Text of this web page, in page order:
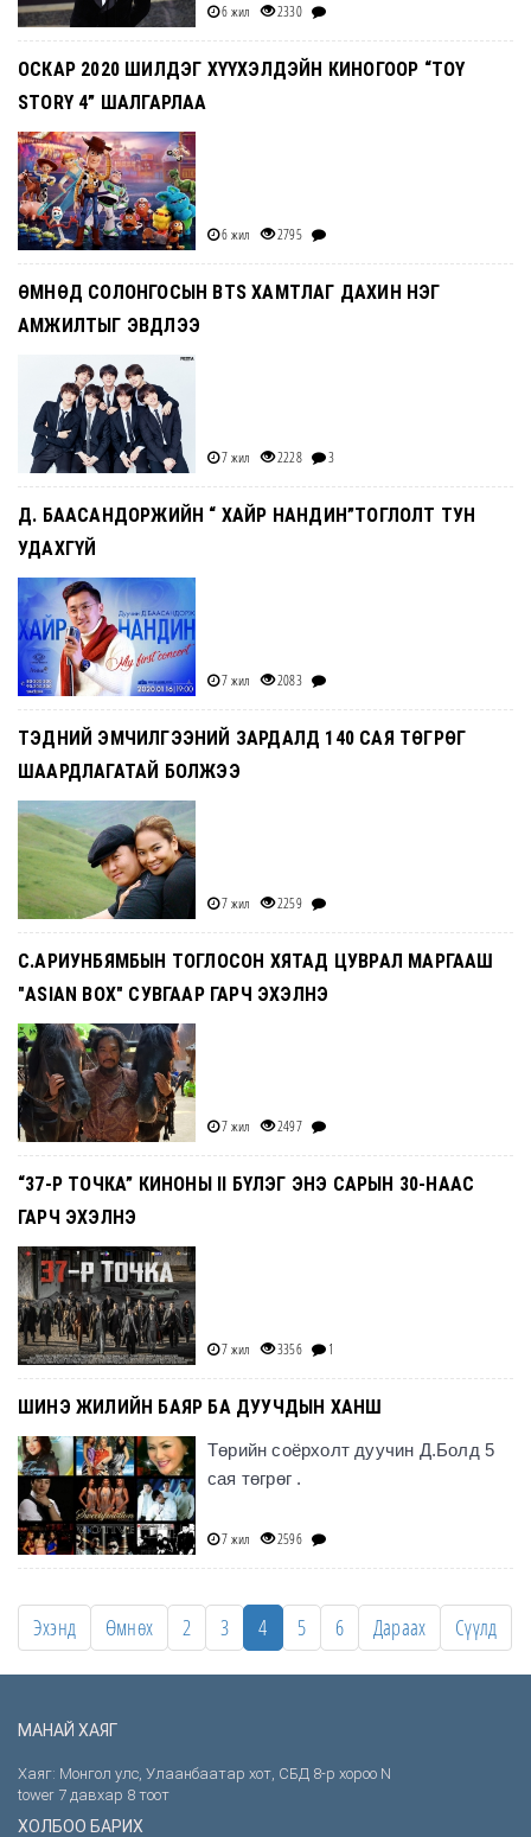
6 жил 2330
ОСКАР 2020 ШИЛДЭГ ХҮҮХЭЛДЭЙН КИНОГООР “TOY
STORY 4” ШАЛГАРЛАА
6 жил 2795
ӨМНӨД СОЛОНГОСЫН BTS ХАМТЛАГ ДАХИН НЭГ
АМЖИЛТЫГ ЭВДЛЭЭ
7 жил 2228 3
Д. БААСАНДОРЖИЙН “ ХАЙР НАНДИН”ТОГЛОЛТ ТУН
УДАХГҮЙ
7 жил 2083
ТЭДНИЙ ЭМЧИЛГЭЭНИЙ ЗАРДАЛД 140 САЯ ТӨГРӨГ
ШААРДЛАГАТАЙ БОЛЖЭЭ
7 жил 2259
С.АРИУНБЯМБЫН ТОГЛОСОН ХЯТАД ЦУВРАЛ МАРГААШ
"ASIAN BOX" СУВГААР ГАРЧ ЭХЭЛНЭ
7 жил 2497
“37-Р ТОЧКА” КИНОНЫ II БҮЛЭГ ЭНЭ САРЫН 30-НААС
ГАРЧ ЭХЭЛНЭ
7 жил 3356 1
ШИНЭ ЖИЛИЙН БАЯР БА ДУУЧДЫН ХАНШ
Төрийн соёрхолт дуучин Д.Болд 5
сая төгрөг .
7 жил 2596
Эхэнд Өмнөх 2 3 4 5 6 Дараах Сүүлд
МАНАЙ ХАЯГ
Хаяг: Монгол улс, Улаанбаатар хот, СБД 8-р хороо N
tower 7 давхар 8 тоот
ХОЛБОО БАРИХ